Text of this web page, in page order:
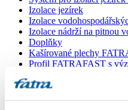
Izolace jezírek
Izolace
Izolace nádrží na pitnou
Doplňky
Kašírované plechy
Profil FATRAFAST s
Dlaždice FATRAFOL